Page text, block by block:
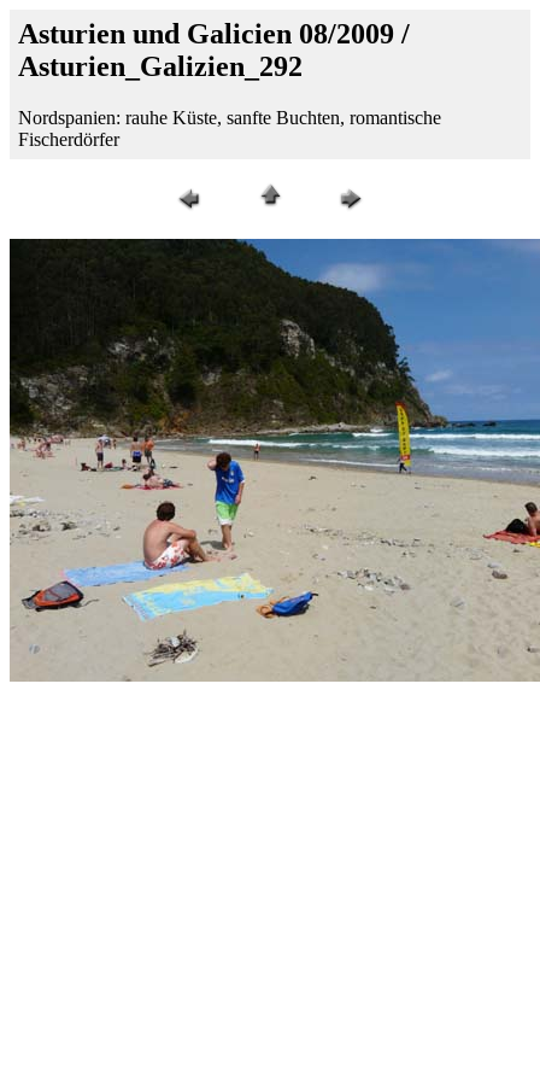
Asturien und Galicien 08/2009 /
Asturien_Galizien_292
Nordspanien: rauhe Küste, sanfte Buchten, romantische
Fischerdörfer